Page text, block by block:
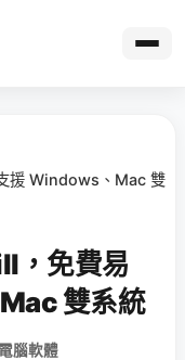
援 Windows、Mac 雙
，免費易
雙系統
電腦軟體